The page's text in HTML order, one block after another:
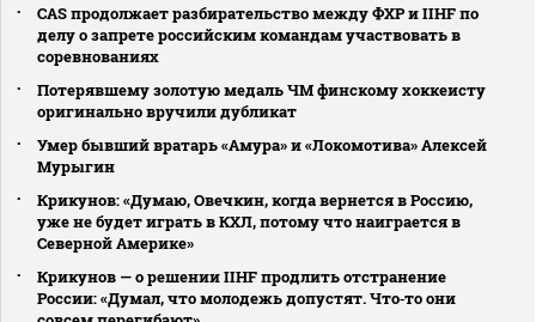
CAS продолжает разбирательство между ФХР и IIHF по
делу о запрете российским командам участвовать в
соревнованиях
Потерявшему золотую медаль ЧМ финскому хоккеисту
оригинально вручили дубликат
Умер бывший вратарь «Амура» и «Локомотива» Алексей
Мурыгин
Крикунов: «Думаю, Овечкин, когда вернется в Россию,
уже не будет играть в КХЛ, потому что наиграется в
Северной Америке»
Крикунов — о решении IIHF продлить отстранение
России: «Думал, что молодежь допустят. Что‑то они